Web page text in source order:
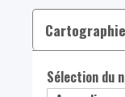
Cartographie
Sélection du